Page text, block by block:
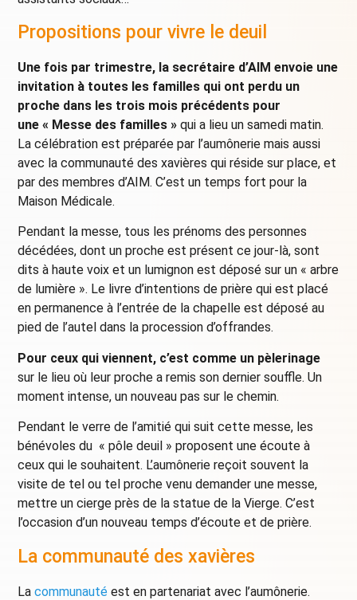
Propositions pour vivre le deuil
Une fois par trimestre, la secrétaire d’AIM envoie une
invitation à toutes les familles qui ont perdu un
proche dans les trois mois précédents pour
une « Messe des familles » qui a lieu un samedi matin.
La célébration est préparée par l’aumônerie mais aussi
avec la communauté des xavières qui réside sur place, et
par des membres d’AIM. C’est un temps fort pour la
Maison Médicale.
Pendant la messe, tous les prénoms des personnes
décédées, dont un proche est présent ce jour-là, sont
dits à haute voix et un lumignon est déposé sur un « arbre
de lumière ». Le livre d’intentions de prière qui est placé
en permanence à l’entrée de la chapelle est déposé au
pied de l’autel dans la procession d’offrandes.
Pour ceux qui viennent, c’est comme un pèlerinage
sur le lieu où leur proche a remis son dernier souffle. Un
moment intense, un nouveau pas sur le chemin.
Pendant le verre de l’amitié qui suit cette messe, les
bénévoles du « pôle deuil » proposent une écoute à
ceux qui le souhaitent. L’aumônerie reçoit souvent la
visite de tel ou tel proche venu demander une messe,
mettre un cierge près de la statue de la Vierge. C’est
l’occasion d’un nouveau temps d’écoute et de prière.
La communauté des xavières
Lacommunauté est en partenariat avec l’aumônerie.